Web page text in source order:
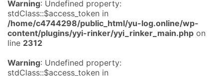
Warning: Undefined property:
stdClass::$access_token in
/home/c4744298/public_html/yu-log.online/wp-
content/plugins/yyi-rinker/yyi_rinker_main.php on
line 2312
Warning: Undefined property:
stdClass::$access_token in